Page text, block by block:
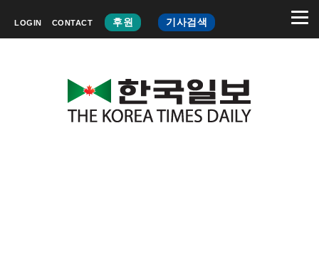
LOGIN CONTACT 후원 기사검색